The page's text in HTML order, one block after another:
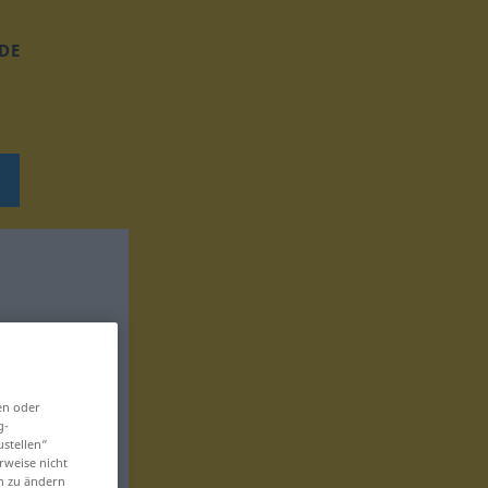
DE
oder
nicht
zu ändern